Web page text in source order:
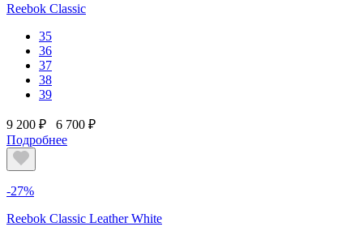
Reebok Classic
35
36
37
38
39
9 200 ₽
6 700 ₽
Подробнее
-27%
Reebok Classic Leather White